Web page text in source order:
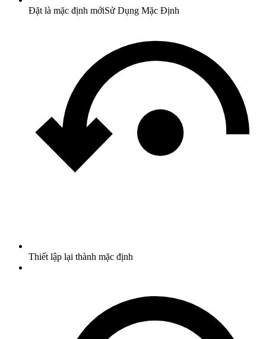
Đặt là mặc định mớiSử Dụng Mặc Định
Thiết lập lại thành mặc định